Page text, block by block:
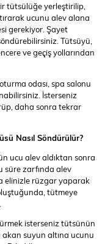
tütsülüğe yerleştirilip,
ucunu alev alana
gerekiyor. Şayet
Tütsüyü,
ve geçiş yollarından
odası, spa salonu
İsterseniz
daha sonra tekrar
Nasıl Söndürülür?
ucu alev aldıktan sonra
süre zarfında alev
elinizle rüzgar yaparak
tütmeye
isterseniz tütsünün
suyun altına ucunu